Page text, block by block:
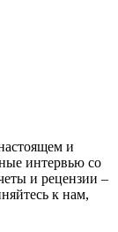
и
интервью со
и рецензии –
к нам,